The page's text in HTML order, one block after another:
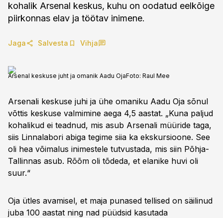
kohalik Arsenal keskus, kuhu on oodatud eelkõige
piirkonnas elav ja töötav inimene.
Jaga Salvesta Vihja
Arsenal keskuse juht ja omanik Aadu OjaFoto: Raul Mee
Arsenali keskuse juhi ja ühe omaniku Aadu Oja sõnul
võttis keskuse valmimine aega 4,5 aastat. „Kuna paljud
kohalikud ei teadnud, mis asub Arsenali müüride taga,
siis Linnalabori abiga tegime siia ka ekskursioone. See
oli hea võimalus inimestele tutvustada, mis siin Põhja-
Tallinnas asub. Rõõm oli tõdeda, et elanike huvi oli
suur.“
Oja ütles avamisel, et maja punased tellised on säilinud
juba 100 aastat ning nad püüdsid kasutada